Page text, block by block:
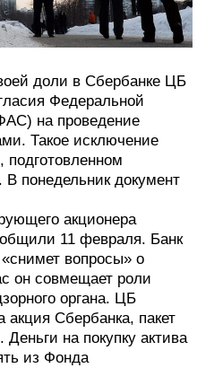
доли в Сбербанке ЦБ
Федеральной
на проведение
Такое исключение
подготовленном
В понедельник документ
акционера
11 февраля. Банк
вопросы» о
он совмещает роли
органа. ЦБ
Сбербанка, пакет
на покупку актива
из Фонда